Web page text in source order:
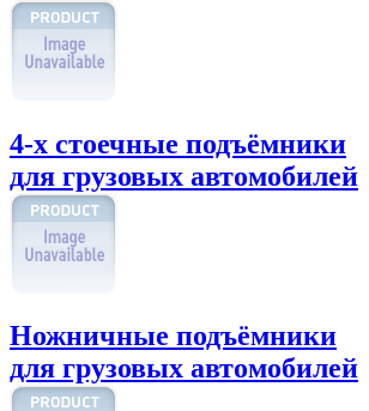
4-х стоечные подъёмники
для грузовых автомобилей
Ножничные подъёмники
для грузовых автомобилей